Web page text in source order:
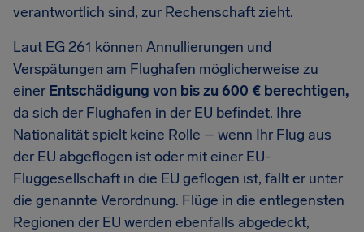
verantwortlich sind, zur Rechenschaft zieht.
Laut EG 261 können Annullierungen und
Verspätungen am Flughafen möglicherweise zu
einer Entschädigung von bis zu 600 € berechtigen,
da sich der Flughafen in der EU befindet. Ihre
Nationalität spielt keine Rolle – wenn Ihr Flug aus
der EU abgeflogen ist oder mit einer EU-
Fluggesellschaft in die EU geflogen ist, fällt er unter
die genannte Verordnung. Flüge in die entlegensten
Regionen der EU werden ebenfalls abgedeckt,